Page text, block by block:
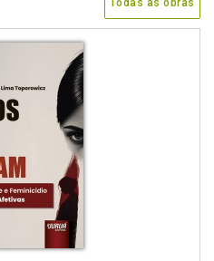
Todas as obras